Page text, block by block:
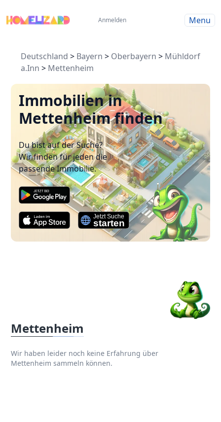
Anmelden Menu
Deutschland > Bayern > Oberbayern > Mühldorf
a.Inn > Mettenheim
Immobilien in
Mettenheim finden
Du bist auf der Suche?
Wir finden für jeden die
passende Immobilie.
Mettenheim
Wir haben leider noch keine Erfahrung über
Mettenheim sammeln können.